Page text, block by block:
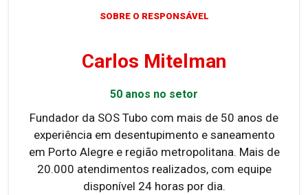
SOBRE O RESPONSÁVEL
Carlos Mitelman
50 anos no setor
Fundador da SOS Tubo com mais de 50 anos de
experiência em desentupimento e saneamento
em Porto Alegre e região metropolitana. Mais de
20.000 atendimentos realizados, com equipe
disponível 24 horas por dia.